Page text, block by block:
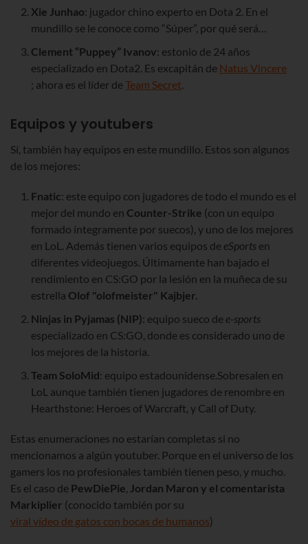
Xie Junhao: jugador chino experto en Dota 2. En el
mundillo se le conoce como “Súper”, por qué será…
Clement “Puppey” Ivanov: estonio de 24 años
especializado en Dota2. Es excapitán de Natus Vincere
; ahora es el líder deTeam Secret.
Equipos y youtubers
Sí, también hay equipos en este mundillo. Estos son algunos
de los mejores:
Fnatic: este equipo con jugadores de todo el mundo es el
mejor del mundo en Counter-Strike (con un equipo
formado íntegramente por suecos), y uno de los mejores
en LoL. Además tienen varios equipos de eSports en
diferentes videojuegos. Últimamente han bajado el
rendimiento en CS:GO por la lesión en la muñeca de su
estrella Olof "olofmeister" Kajbjer.
Ninjas in Pyjamas (NIP): equipo sueco de e-sports
especializado en CS:GO, donde es considerado uno de
los mejores de la historia.
Team SoloMid: equipo estadounidense.Sobresalen en
LoL aunque también tienen jugadores de renombre en
Hearthstone: Heroes of Warcraft, y Call of Duty.
Estas enumeraciones no estarían completas si no
mencionamos a algún youtuber. Porque en el universo de los
gamers los no profesionales también tienen peso, y mucho.
Es el caso de PewDiePie, Jordan Maron y el comentarista
Markiplier (conocido también por su
viral vídeo de gatos con bocas de humanos)